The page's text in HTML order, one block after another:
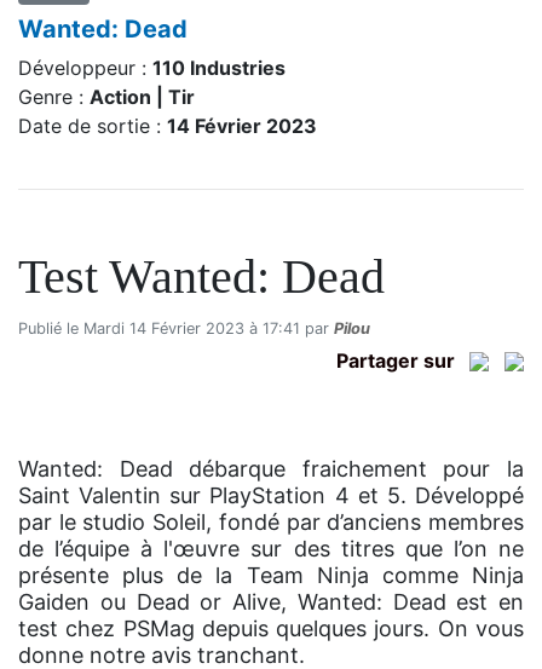
Wanted: Dead
Développeur : 110 Industries
Genre : Action | Tir
Date de sortie : 14 Février 2023
Test Wanted: Dead
Publié le Mardi 14 Février 2023 à 17:41 par Pilou
Partager sur
Wanted: Dead débarque fraichement pour la
Saint Valentin sur PlayStation 4 et 5. Développé
par le studio Soleil, fondé par d’anciens membres
de l’équipe à l'œuvre sur des titres que l’on ne
présente plus de la Team Ninja comme Ninja
Gaiden ou Dead or Alive, Wanted: Dead est en
test chez PSMag depuis quelques jours. On vous
donne notre avis tranchant.